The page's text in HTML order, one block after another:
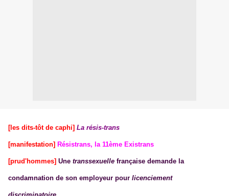
[les dits-tôt de caphi] La résis-trans
[manifestation] Résistrans, la 11ème Existrans
[prud'hommes] Une transsexuelle française demande la
condamnation de son employeur pour licenciement